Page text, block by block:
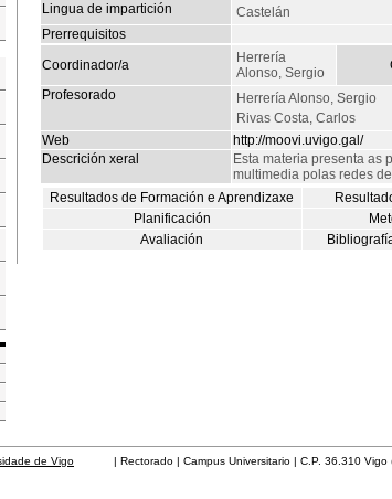
Lingua de impartición
Castelán
Prerrequisitos
Coordinador/a
Herrería
Alonso, Sergio
Profesorado
Herrería Alonso, Sergio
Rivas Costa, Carlos
Web
http://moovi.uvigo.gal/
Descrición xeral
Esta materia presenta as
multimedia polas redes
Resultados de Formación e Aprendizaxe
Planificación
Avaliación
de Vigo | Rectorado | Campus Universitario | C.P. 36.310 Vigo